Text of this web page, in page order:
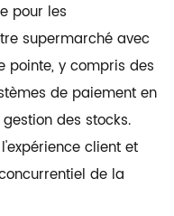
pour les
supermarché avec
pointe, y compris des
de paiement en
des stocks.
client et
de la